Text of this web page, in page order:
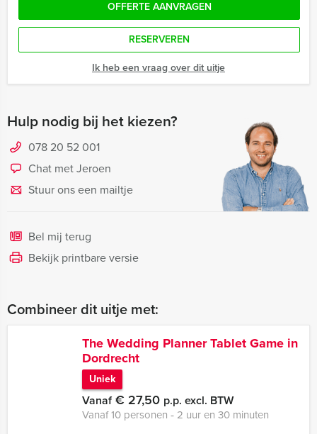
OFFERTE AANVRAGEN
RESERVEREN
Ik heb een vraag over dit uitje
Hulp nodig bij het kiezen?
078 20 52 001
Chat met Jeroen
Stuur ons een mailtje
Bel mij terug
Bekijk printbare versie
Combineer dit uitje met:
The Wedding Planner Tablet Game in
Dordrecht
Uniek
Vanaf€ 27,50 p.p. excl. BTW
Vanaf 10 personen ‐ 2 uur en 30 minuten